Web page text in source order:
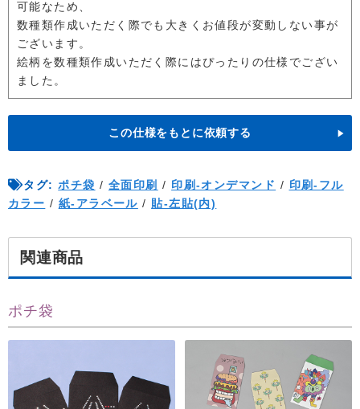
可能なため、
数種類作成いただく際でも大きくお値段が変動しない事が
ございます。
絵柄を数種類作成いただく際にはぴったりの仕様でござい
ました。
この仕様をもとに依頼する
タグ:ポチ袋 / 全面印刷 / 印刷-オンデマンド / 印刷-フル
カラー / 紙-アラベール / 貼-左貼(内)
関連商品
ポチ袋